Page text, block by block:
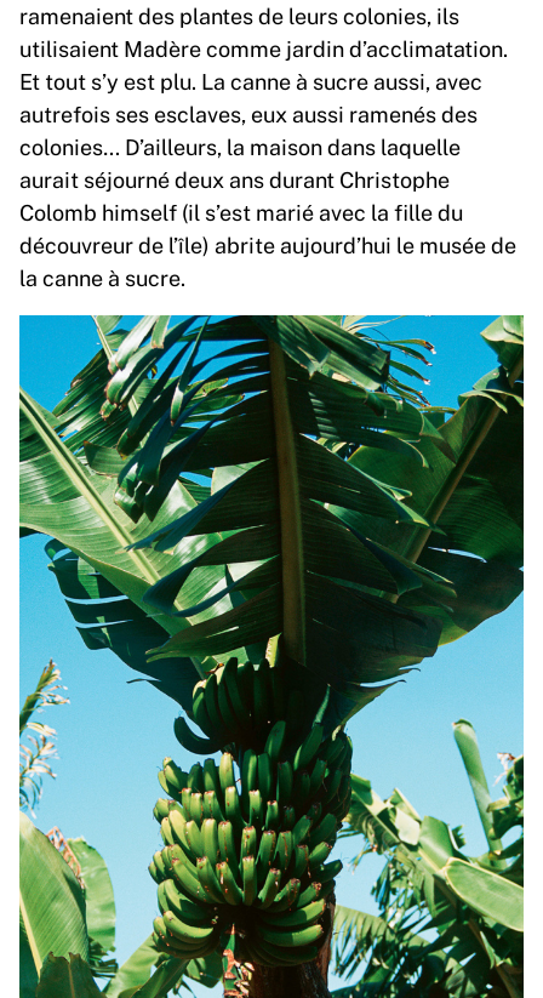
ramenaient des plantes de leurs colonies, ils
utilisaient Madère comme jardin d’acclimatation.
Et tout s’y est plu. La canne à sucre aussi, avec
autrefois ses esclaves, eux aussi ramenés des
colonies… D’ailleurs, la maison dans laquelle
aurait séjourné deux ans durant Christophe
Colomb himself (il s’est marié avec la fille du
découvreur de l’île) abrite aujourd’hui le musée de
la canne à sucre.